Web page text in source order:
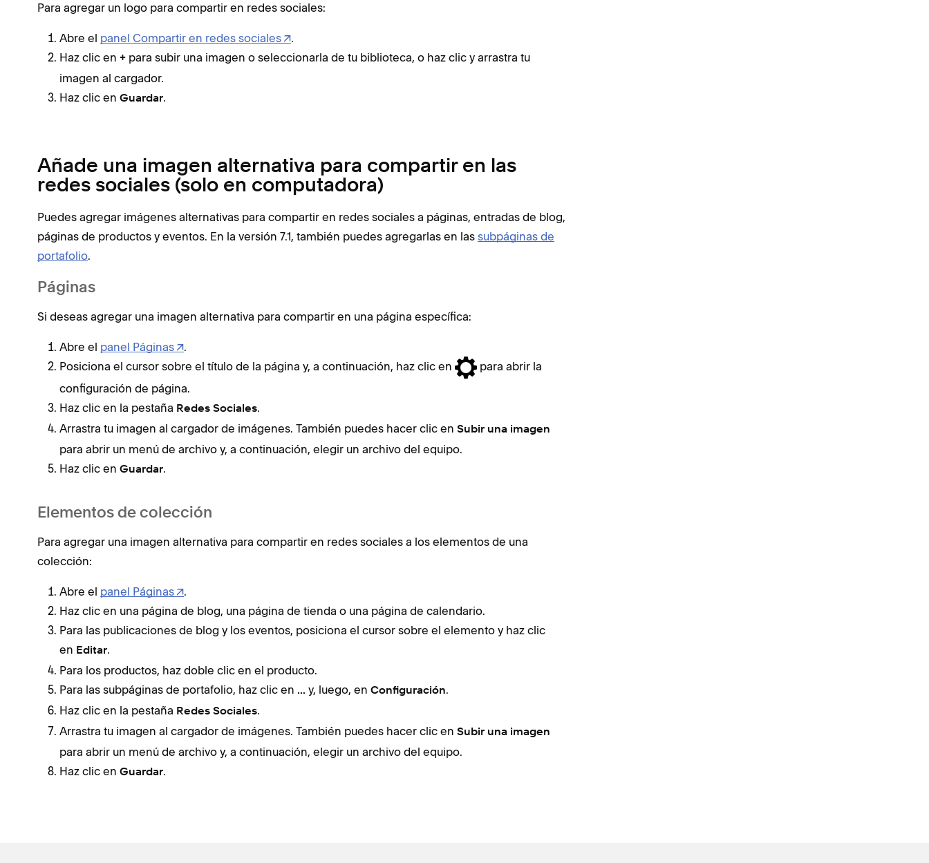
Para agregar un logo para compartir en redes sociales:
Abre el panel Compartir en redes sociales
.
Haz clic en + para subir una imagen o seleccionarla de tu biblioteca, o haz clic y arrastra tu
imagen al cargador.
Haz clic en Guardar.
Añade una imagen alternativa para compartir en las
redes sociales (solo en computadora)
Puedes agregar imágenes alternativas para compartir en redes sociales a páginas, entradas de blog,
páginas de productos y eventos. En la versión 7.1, también puedes agregarlas en las subpáginas de
portafolio.
Páginas
Si deseas agregar una imagen alternativa para compartir en una página específica:
Abre el panel Páginas
.
Posiciona el cursor sobre el título de la página y, a continuación, haz clic en
para abrir la
configuración de página.
Haz clic en la pestaña Redes Sociales.
Arrastra tu imagen al cargador de imágenes. También puedes hacer clic en Subir una imagen
para abrir un menú de archivo y, a continuación, elegir un archivo del equipo.
Haz clic en Guardar.
Elementos de colección
Para agregar una imagen alternativa para compartir en redes sociales a los elementos de una
colección:
Abre el panel Páginas
.
Haz clic en una página de blog, una página de tienda o una página de calendario.
Para las publicaciones de blog y los eventos, posiciona el cursor sobre el elemento y haz clic
en Editar.
Para los productos, haz doble clic en el producto.
Para las subpáginas de portafolio, haz clic en ... y, luego, en Configuración.
Haz clic en la pestaña Redes Sociales.
Arrastra tu imagen al cargador de imágenes. También puedes hacer clic en Subir una imagen
para abrir un menú de archivo y, a continuación, elegir un archivo del equipo.
Haz clic en Guardar.